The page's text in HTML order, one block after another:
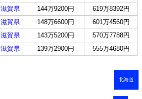
滋賀県 144万9200円
619万8392円
滋賀県 148万6600円
601万4560円
滋賀県 143万5200円
570万7788円
滋賀県 139万2900円 555万4680円
北海道